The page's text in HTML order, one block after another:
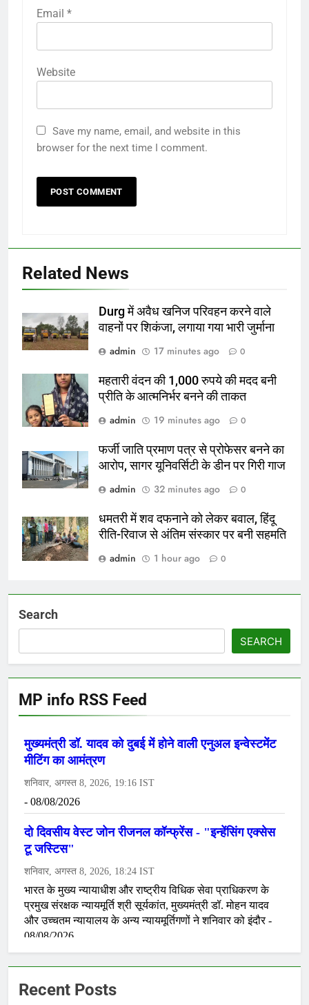
Email *
Website
Save my name, email, and website in this
browser for the next time I comment.
Related News
Durg में अवैध खनिज परिवहन करने वाले
वाहनों पर शिकंजा, लगाया गया भारी जुर्माना
admin
17 minutes ago 0
महतारी वंदन की 1,000 रुपये की मदद बनी
प्रीति के आत्मनिर्भर बनने की ताकत
admin
19 minutes ago 0
फर्जी जाति प्रमाण पत्र से प्रोफेसर बनने का
आरोप, सागर यूनिवर्सिटी के डीन पर गिरी गाज
admin
32 minutes ago 0
धमतरी में शव दफनाने को लेकर बवाल, हिंदू
रीति-रिवाज से अंतिम संस्कार पर बनी सहमति
admin
1 hour ago 0
Search
SEARCH
MP info RSS Feed
Recent Posts